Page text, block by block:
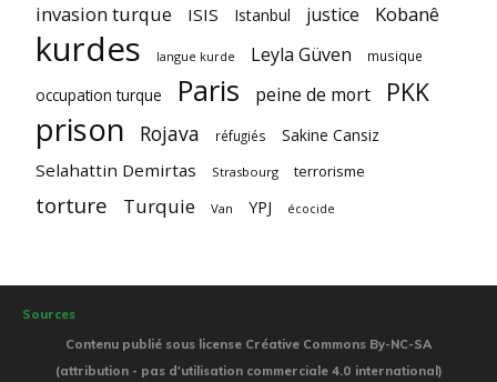
invasion turque ISIS Istanbul justice Kobanê
kurdes langue kurde Leyla Güven musique
occupation turque Paris peine de mort PKK
prison Rojava réfugiés Sakine Cansiz
Selahattin Demirtas Strasbourg terrorisme
torture Turquie Van YPJ écocide
Sources
Contenu publié sous license Créative Commons By-NC-SA
(attribution - pas d'utilisation commerciale 4.0 international)